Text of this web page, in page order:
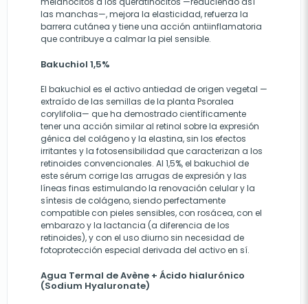
las manchas—, mejora la elasticidad, refuerza la
barrera cutánea y tiene una acción antiinflamatoria
que contribuye a calmar la piel sensible.
Bakuchiol 1,5%
El bakuchiol es el activo antiedad de origen vegetal —
extraído de las semillas de la planta Psoralea
corylifolia— que ha demostrado científicamente
tener una acción similar al retinol sobre la expresión
génica del colágeno y la elastina, sin los efectos
irritantes y la fotosensibilidad que caracterizan a los
retinoides convencionales. Al 1,5%, el bakuchiol de
este sérum corrige las arrugas de expresión y las
líneas finas estimulando la renovación celular y la
síntesis de colágeno, siendo perfectamente
compatible con pieles sensibles, con rosácea, con el
embarazo y la lactancia (a diferencia de los
retinoides), y con el uso diurno sin necesidad de
fotoprotección especial derivada del activo en sí.
Agua Termal de Avène + Ácido hialurónico
(Sodium Hyaluronate)